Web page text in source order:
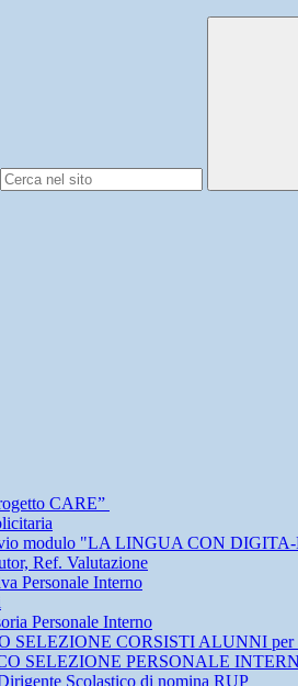
CARE”
modulo "LA LINGUA CON
Ref. Valutazione
Personale Interno
Personale Interno
SELEZIONE CORSISTI ALUNNI per
SELEZIONE PERSONALE
Scolastico di nomina RUP